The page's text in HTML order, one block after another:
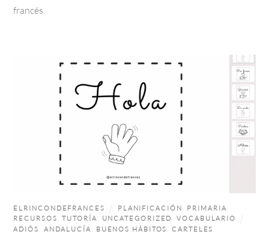
francés.
ELRINCONDEFRANCES PLANIFICACIÓN PRIMARIA
RECURSOS
,TUTORÍA UNCATEGORIZED ,VOCABULARIO
ADIÓS
ANDALUCÍA BUENOS HÁBITOS ,CARTELES